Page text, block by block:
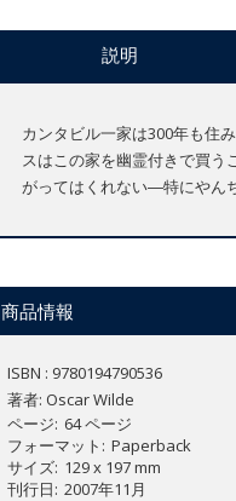
説明
カンタビル一家は300年も住
スはこの家を幽霊付きで買
がってはくれない―特にやん
商品情報
ISBN : 9780194790536
著者: Oscar Wilde
ページ 64 ページ
フォーマット
Paperback
サイズ 129 x 197 mm
刊行日 2007年11月